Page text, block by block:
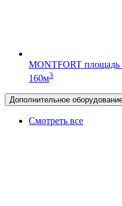
MONTFORT площадь
160м3
Дополнительное
Смотреть все